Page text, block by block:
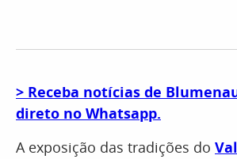
> Receba notícias de
direto no Whatsapp.
A exposição das tradições do